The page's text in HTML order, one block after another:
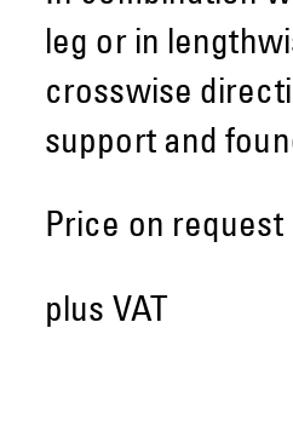
leg or in
crosswise
support and
Price on request
plus VAT